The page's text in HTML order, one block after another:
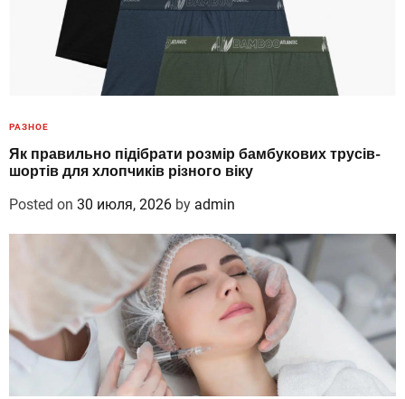
РАЗНОЕ
Як правильно підібрати розмір бамбукових трусів-
шортів для хлопчиків різного віку
Posted on 30 июля, 2026 by admin